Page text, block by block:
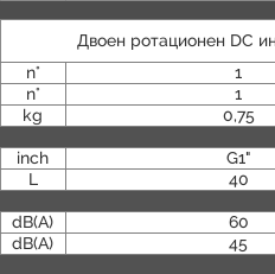
Двоен ротационен DC
n°
1
n°
1
kg
0,75
inch
G1"
L
40
dB(A)
60
dB(A)
45